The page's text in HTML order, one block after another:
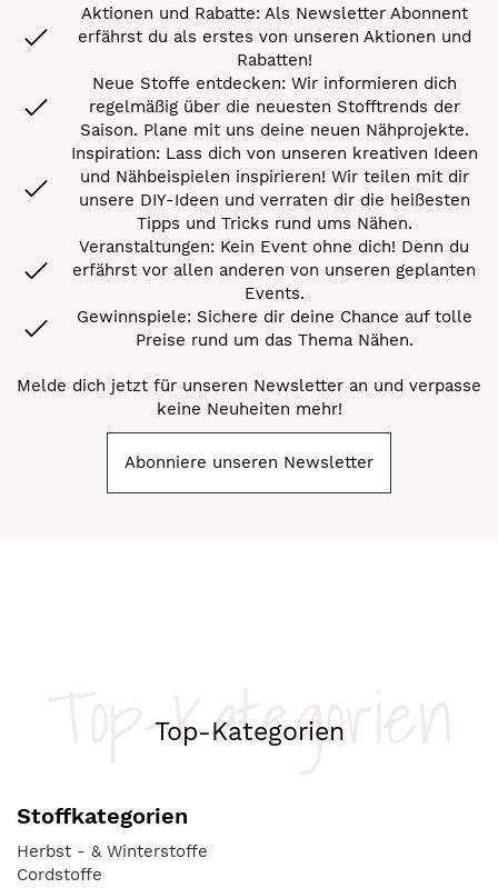
Aktionen und Rabatte: Als Newsletter Abonnent
erfährst du als erstes von unseren Aktionen und
Rabatten!
Neue Stoffe entdecken: Wir informieren dich
regelmäßig über die neuesten Stofftrends der
Saison. Plane mit uns deine neuen Nähprojekte.
Inspiration: Lass dich von unseren kreativen Ideen
und Nähbeispielen inspirieren! Wir teilen mit dir
unsere DIY-Ideen und verraten dir die heißesten
Tipps und Tricks rund ums Nähen.
Veranstaltungen: Kein Event ohne dich! Denn du
erfährst vor allen anderen von unseren geplanten
Events.
Gewinnspiele: Sichere dir deine Chance auf tolle
Preise rund um das Thema Nähen.
Melde dich jetzt für unseren Newsletter an und verpasse
keine Neuheiten mehr!
Abonniere unseren Newsletter
Top-Kategorien
Top-Kategorien
Stoffkategorien
Herbst - & Winterstoffe
Cordstoffe